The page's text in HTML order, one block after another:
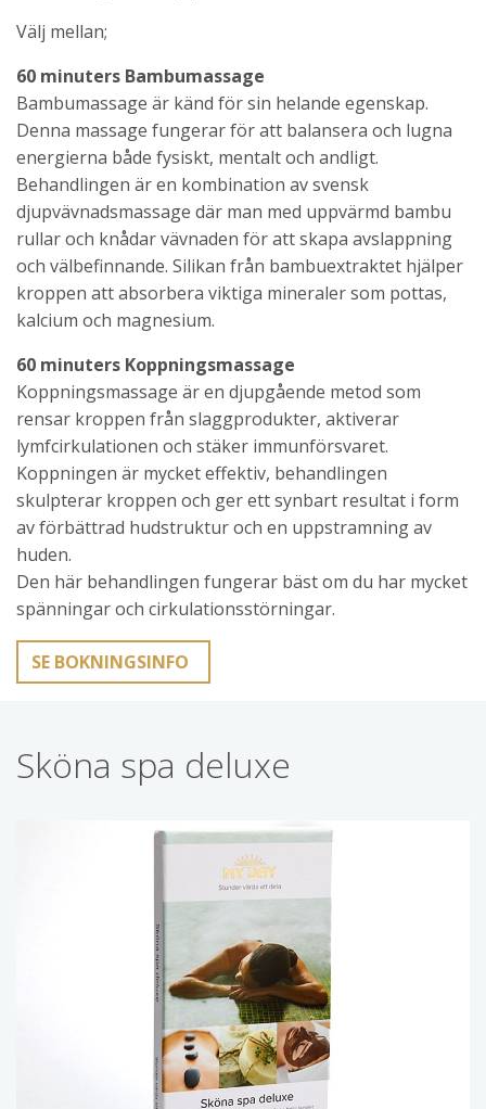
Välj mellan;
60 minuters Bambumassage
Bambumassage är känd för sin helande egenskap.
Denna massage fungerar för att balansera och lugna
energierna både fysiskt, mentalt och andligt.
Behandlingen är en kombination av svensk
djupvävnadsmassage där man med uppvärmd bambu
rullar och knådar vävnaden för att skapa avslappning
och välbefinnande. Silikan från bambuextraktet hjälper
kroppen att absorbera viktiga mineraler som pottas,
kalcium och magnesium.
60 minuters Koppningsmassage
Koppningsmassage är en djupgående metod som
rensar kroppen från slaggprodukter, aktiverar
lymfcirkulationen och stäker immunförsvaret.
Koppningen är mycket effektiv, behandlingen
skulpterar kroppen och ger ett synbart resultat i form
av förbättrad hudstruktur och en uppstramning av
huden.
Den här behandlingen fungerar bäst om du har mycket
spänningar och cirkulationsstörningar.
SE BOKNINGSINFO
Sköna spa deluxe